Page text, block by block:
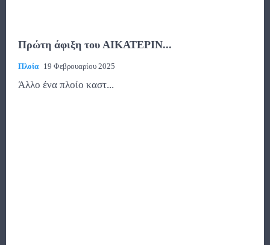
Πρώτη άφιξη του ΑΙΚΑΤΕΡΙΝ...
Πλοία 19 Φεβρουαρίου 2025
Άλλο ένα πλοίο καστ...